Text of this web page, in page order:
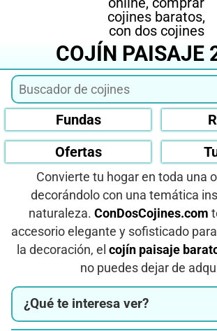
COJÍN PAISAJE
Fundas
Ofertas
Convierte tu hogar en toda una
decorándolo con una temática
naturaleza. ConDosCojines.com
accesorio elegante y sofisticado
la decoración, el cojín paisaje
no puedes dejar de
¿Qué te interesa ver?